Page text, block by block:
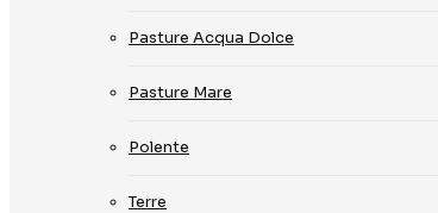
Pasture Acqua Dolce
Pasture Mare
Polente
Terre